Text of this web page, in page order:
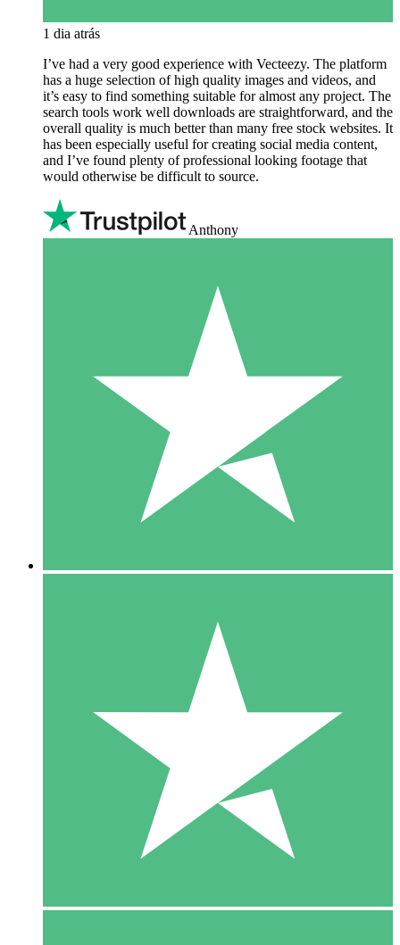
1 dia atrás
I’ve had a very good experience with Vecteezy. The platform
has a huge selection of high quality images and videos, and
it’s easy to find something suitable for almost any project. The
search tools work well downloads are straightforward, and the
overall quality is much better than many free stock websites. It
has been especially useful for creating social media content,
and I’ve found plenty of professional looking footage that
would otherwise be difficult to source.
Anthony